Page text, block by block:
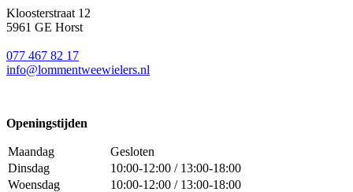
Kloosterstraat 12
5961 GE Horst
077 467 82 17
info@lommentweewielers.nl
Openingstijden
Maandag
Gesloten
Dinsdag
10:00-12:00 / 13:00-18:00
Woensdag
10:00-12:00 / 13:00-18:00